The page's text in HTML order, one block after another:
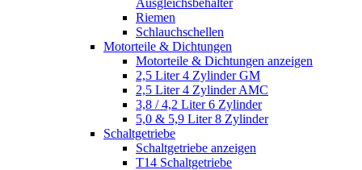
Riemen
Schlauchschellen
Motorteile & Dichtungen
Motorteile & Dichtungen anzeigen
2,5 Liter 4 Zylinder GM
2,5 Liter 4 Zylinder AMC
3,8 / 4,2 Liter 6 Zylinder
5,0 & 5,9 Liter 8 Zylinder
Schaltgetriebe
Schaltgetriebe anzeigen
T14 Schaltgetriebe